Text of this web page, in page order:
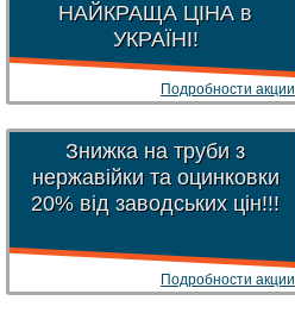
НАЙКРАЩА ЦІНА в
УКРАЇНІ!
Подробности акции
Знижка на труби з
нержавійки та оцинковки
20% від заводських цін!!!
Подробности акции